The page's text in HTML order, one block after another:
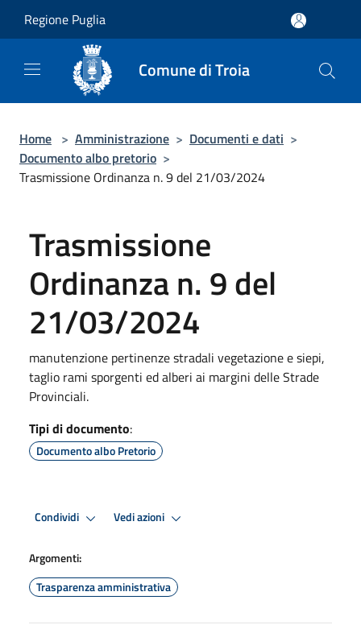
Regione Puglia
Comune di Troia
Home > Amministrazione > Documenti e dati >
Documento albo pretorio >
Trasmissione Ordinanza n. 9 del 21/03/2024
Trasmissione
Ordinanza n. 9 del
21/03/2024
manutenzione pertinenze stradali vegetazione e siepi,
taglio rami sporgenti ed alberi ai margini delle Strade
Provinciali.
Tipi di documento:
Documento albo Pretorio
Condividi Vedi azioni
Argomenti:
Trasparenza amministrativa